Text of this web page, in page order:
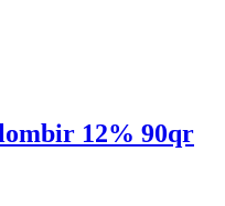
12% 90qr